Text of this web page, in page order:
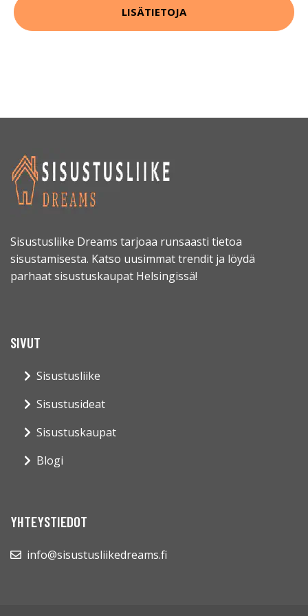
LISÄTIETOJA
Sisustusliike Dreams tarjoaa runsaasti tietoa
sisustamisesta. Katso uusimmat trendit ja löydä
parhaat sisustuskaupat Helsingissä!
SIVUT
Sisustusliike
Sisustusideat
Sisustuskaupat
Blogi
YHTEYSTIEDOT
info@sisustusliikedreams.fi